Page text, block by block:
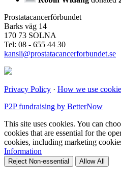
Prostatacancerförbundet
Barks väg 14
170 73 SOLNA
Tel: 08 - 655 44 30
kansli@prostatacancerforbundet.se
Privacy Policy · How we use
P2P fundraising by BetterNow
This site uses cookies. You can
cookies that are essential for the
cookies, including marketing
Information
Reject Non-essential Allow All